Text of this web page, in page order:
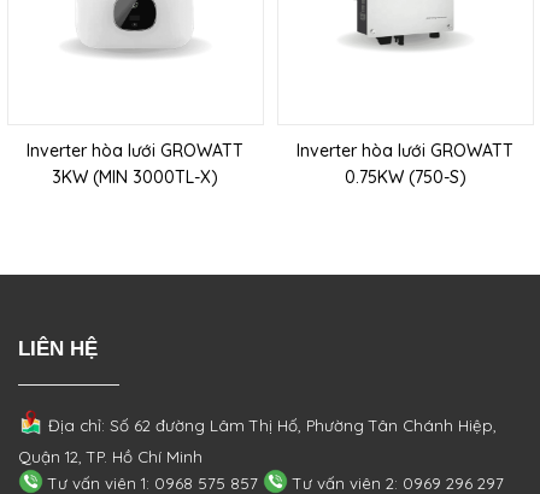
Inverter hòa lưới GROWATT
3KW (MIN 3000TL-X)
Inverter hòa lưới GROWATT
0.75KW (750-S)
LIÊN HỆ
Địa chỉ: Số 62 đường Lâm Thị Hố, PhườngTân Chánh Hiệp,
Quận 12, TP. Hồ Chí Minh
Tư vấn viên 1: 0968 575 857
Tư vấn viên 2: 0969 296 297